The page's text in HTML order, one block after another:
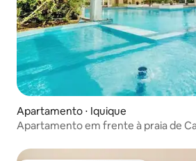
Apartamento ⋅ Iquique
Apartamento em frente à praia de